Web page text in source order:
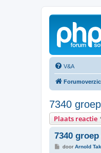
V&A
7340
Plaats reactie
7340
BdoorArnold Tak